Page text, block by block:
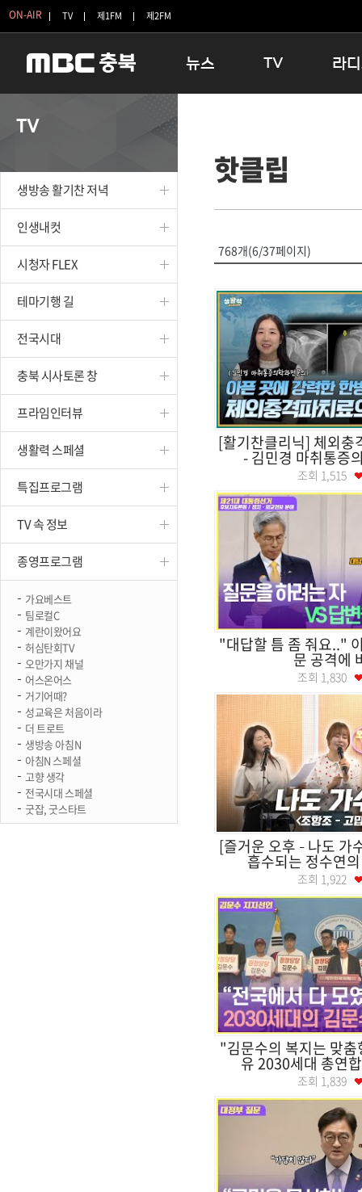
ON-AIR TV 제1FM 제2FM
뉴스
보은
옥천
TV
인생내컷
테마기행 길
시청자 FLEX
특집프로그램
종영프로그램
라
TV
생방송 활기찬 저녁
인생내컷
시청자 FLEX
테마기행 길
전국시대
충북 시사토론 창
프라임인터뷰
생활력 스페셜
특집프로그램
TV 속 정보
종영프로그램
가요베스트
팀로컬C
계란이왔어요
허심탄회TV
오만가지 채널
어스온어스
거기어때?
성교육은 처음이라
더 트로트
생방송 아침N
아침N 스페셜
고향 생각
전국시대 스페셜
굿잡, 굿스타트
핫클립
768개(6/37페이지)
[활기찬클리닉] 체외충
- 김민경 마취통증
조회 1,515
"대답할 틈 좀 줘요.."
문 공격에
조회 1,830
[즐거운 오후 – 나도 가
흡수되는 정수연
조회 1,922
"김문수의 복지는 맞
유 2030세대 총연
조회 1,839